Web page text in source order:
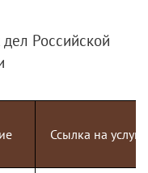
Российской
Ссылка на услугу